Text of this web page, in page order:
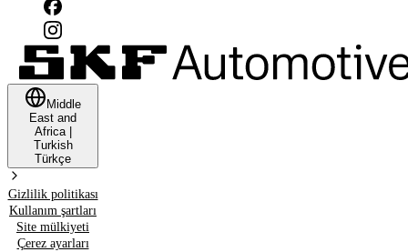
Middle
East and
Africa|
Turkish
Türkçe
Gizlilik politikası
Kullanım şartları
Site mülkiyeti
Çerez ayarları